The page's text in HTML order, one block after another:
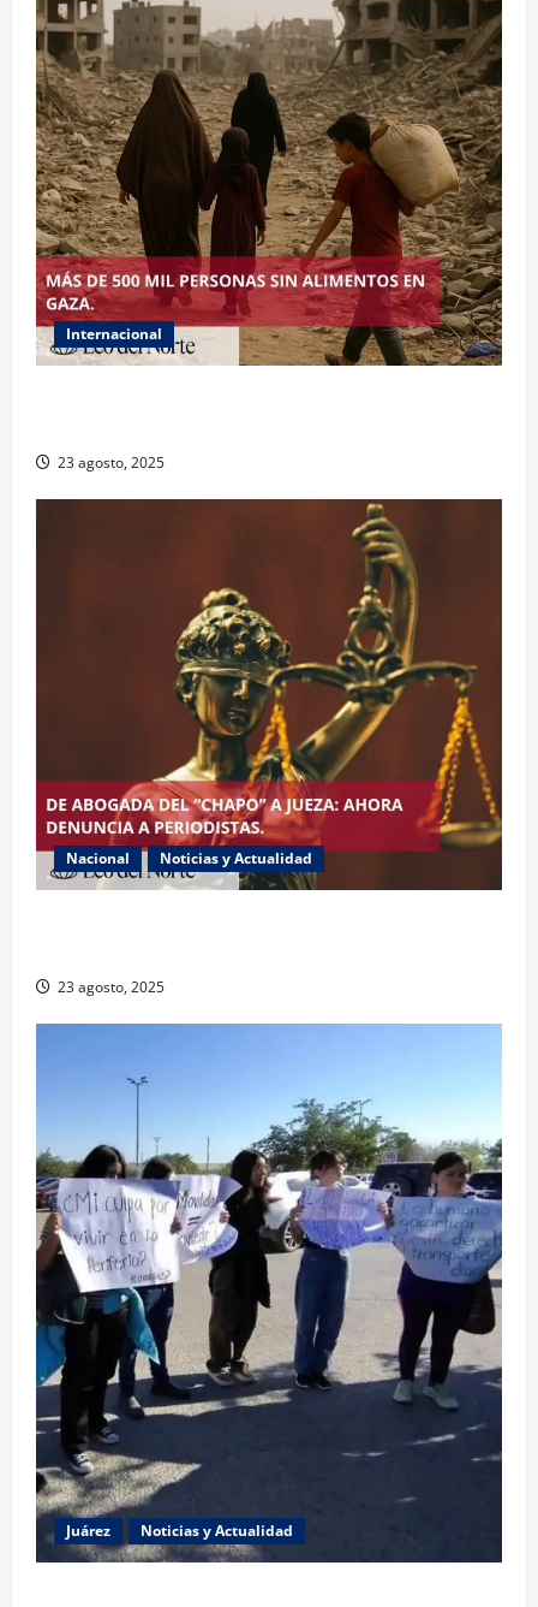
Internacional
23 agosto, 2025
Nacional Noticias y Actualidad
23 agosto, 2025
Juárez Noticias y Actualidad